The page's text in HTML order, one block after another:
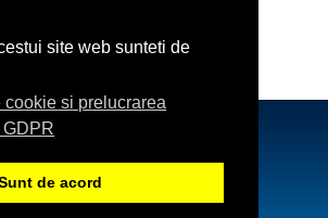
site web sunteti de
si prelucrarea
de acord